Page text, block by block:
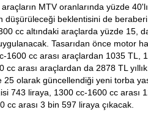
MTV oranlarında yüzde
düşürüleceği beklentisini de
cc altındaki araçlarda yüzde 15,
Tasarıdan önce motor
1600 cc arası araçlardan 1035 TL,
arası araçlardan da 2878 TL yıllık
25 olarak güncellendiği yeni torba
743 liraya, 1300 cc-1600 cc arası
cc arası 3 bin 597 liraya çıkacak.